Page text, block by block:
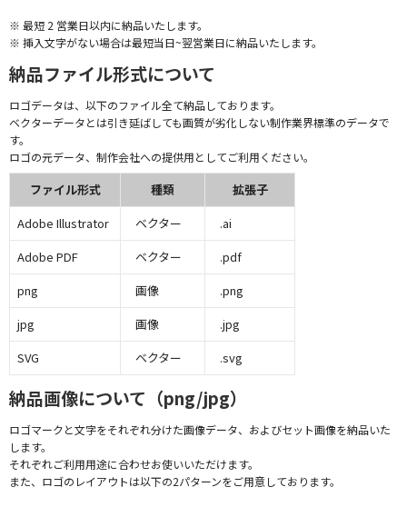
※ 最短 2 営業日以内に納品いたします。
※ 挿入文字がない場合は最短当日~翌営業日に納品いたします。
納品ファイル形式について
ロゴデータは、以下のファイル全て納品しております。
ベクターデータとは引き延ばしても画質が劣化しない制作業界標準のデータで
す。
ロゴの元データ、制作会社への提供用としてご利用ください。
ファイル形式 種類
拡張子
Adobe Illustrator
ベクター
.ai
Adobe PDF
ベクター
.pdf
png
画像
.png
jpg
画像
.jpg
SVG
ベクター .svg
納品画像について（png/jpg）
ロゴマークと文字をそれぞれ分けた画像データ、およびセット画像を納品いた
します。
それぞれご利用用途に合わせお使いいただけます。
また、ロゴのレイアウトは以下の2パターンをご用意しております。